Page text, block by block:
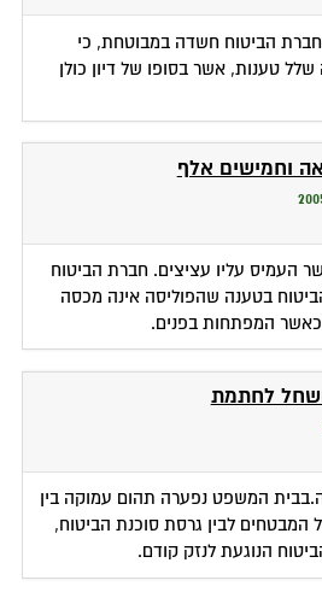
הביטוח חשדה במבוטחת, כי
טענות, אשר בסופו של דיון כולן
וחמישים אלף
העמיס עליו עציצים. חברת הביטוח
בטענה שהפוליסה אינה מכסה
המפתחות בפנים.
לחתמת
המשפט נפערה תהום עמוקה בין
לבין גרסת סוכנת הביטוח,
הנוגעת לנזק קודם.